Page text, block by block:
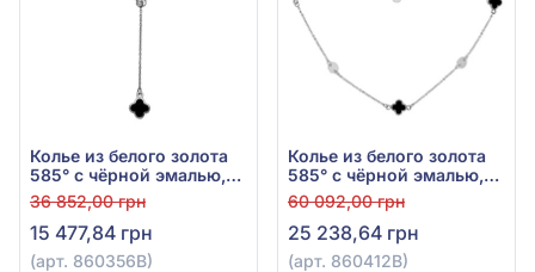
Колье из белого золота
585° с чёрной эмалью,
арт. 860356В
36 852,00 грн
15 477,84 грн
(арт. 860356В)
Колье из белого золота
585° с чёрной эмалью,
арт. 860412В
60 092,00 грн
25 238,64 грн
(арт. 860412В)